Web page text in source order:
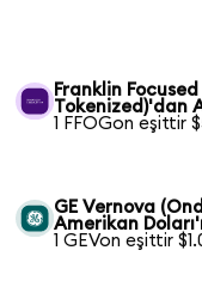
Franklin
Tokenized)'dan
1 FFOGon eşittir
GE Vernova
Amerikan
1 GEVon eşittir